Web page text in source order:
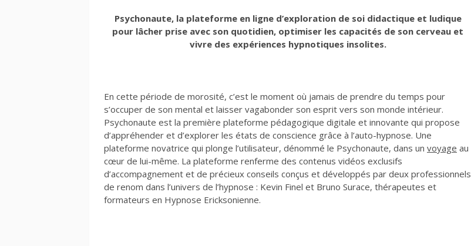
Psychonaute, la plateforme en ligne d’exploration de soi didactique et ludique
pour lâcher prise avec son quotidien, optimiser les capacités de son cerveau et
vivre des expériences hypnotiques insolites.
En cette période de morosité, c’est le moment où jamais de prendre du temps pour
s’occuper de son mental et laisser vagabonder son esprit vers son monde intérieur.
Psychonaute est la première plateforme pédagogique digitale et innovante qui propose
d’appréhender et d’explorer les états de conscience grâce à l’auto-hypnose. Une
plateforme novatrice qui plonge l’utilisateur, dénommé le Psychonaute, dans un voyage au
cœur de lui-même. La plateforme renferme des contenus vidéos exclusifs
d’accompagnement et de précieux conseils conçus et développés par deux professionnels
de renom dans l’univers de l’hypnose : Kevin Finel et Bruno Surace, thérapeutes et
formateurs en Hypnose Ericksonienne.